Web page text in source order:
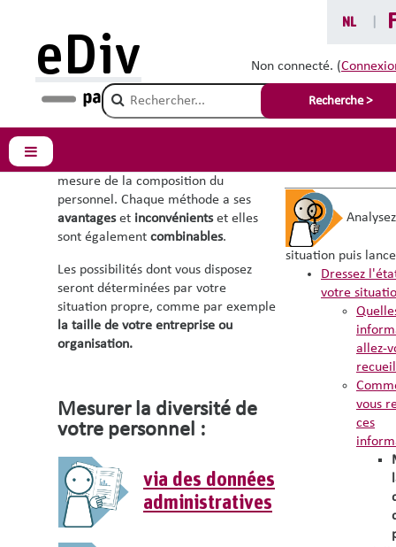
NL
Non connecté. (
Champ de recherche
Recherche >
eDiv
Panneau latéral
Mesurer la diversité
de votre personnel
mesure de la composition du
personnel. Chaque méthode a ses
avantageset inconvénientset elles
sont également combinables.
Les possibilités dont vous disposez
seront déterminées par votre
situation propre, comme par exemple
la taille de votre entreprise ou
organisation.
Mesurer la diversité de
votre personnel :
via des données
administratives
situation puis
Dressez
votre
allez-
vous
ces